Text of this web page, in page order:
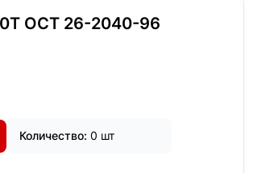
ОСТ 26-2040-96
Количество: 0 шт